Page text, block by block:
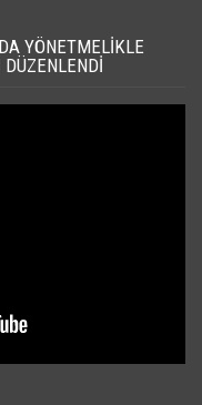
YÖNETMELIKLE
DÜZENLENDI